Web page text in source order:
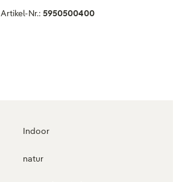
Artikel-Nr.: 5950500400
Indoor
natur